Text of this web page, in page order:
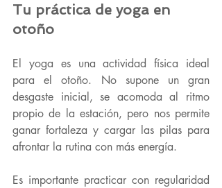
Tu práctica de yoga en
otoño
El yoga es una actividad física ideal
para el otoño. No supone un gran
desgaste inicial, se acomoda al ritmo
ganar fortaleza y cargar las pilas para
afrontar la rutina con más energía.
Es importante practicar con